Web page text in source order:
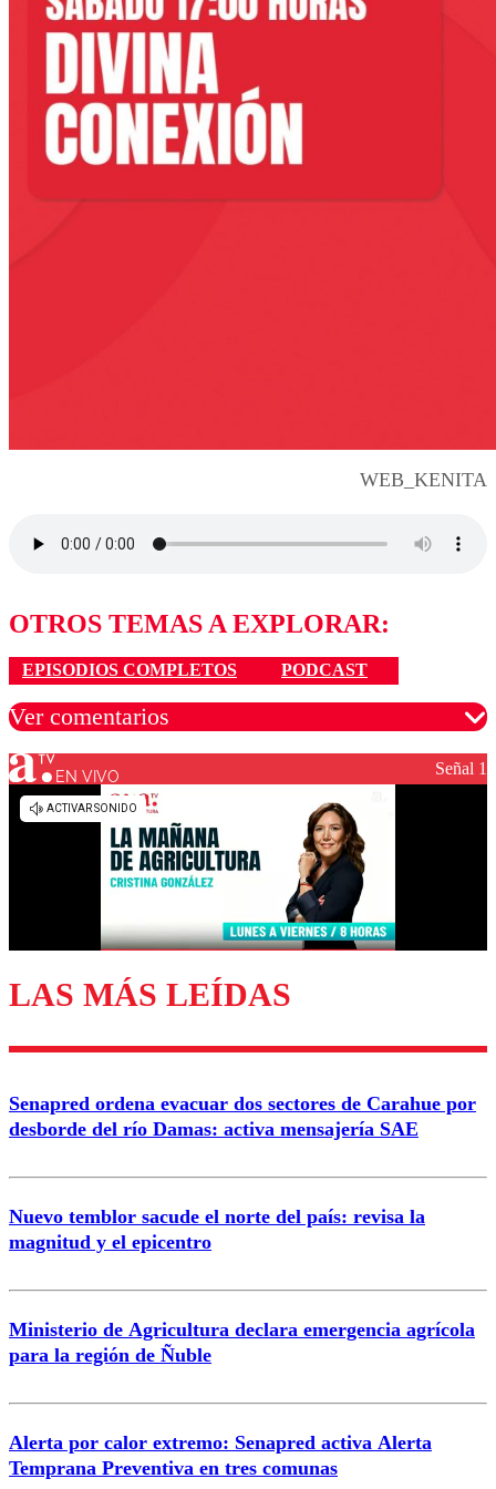
WEB_KENITA
OTROS TEMAS A EXPLORAR:
EPISODIOS COMPLETOS PODCAST
Ver comentarios
Los comentarios son moderados para garantizar un
diálogo respetuoso.
Enviar comentario
EN VIVO Señal 1
LAS MÁS LEÍDAS
Senapred ordena evacuar dos sectores de Carahue por
desborde del río Damas: activa mensajería SAE
Nuevo temblor sacude el norte del país: revisa la
magnitud y el epicentro
Ministerio de Agricultura declara emergencia agrícola
para la región de Ñuble
Alerta por calor extremo: Senapred activa Alerta
Temprana Preventiva en tres comunas